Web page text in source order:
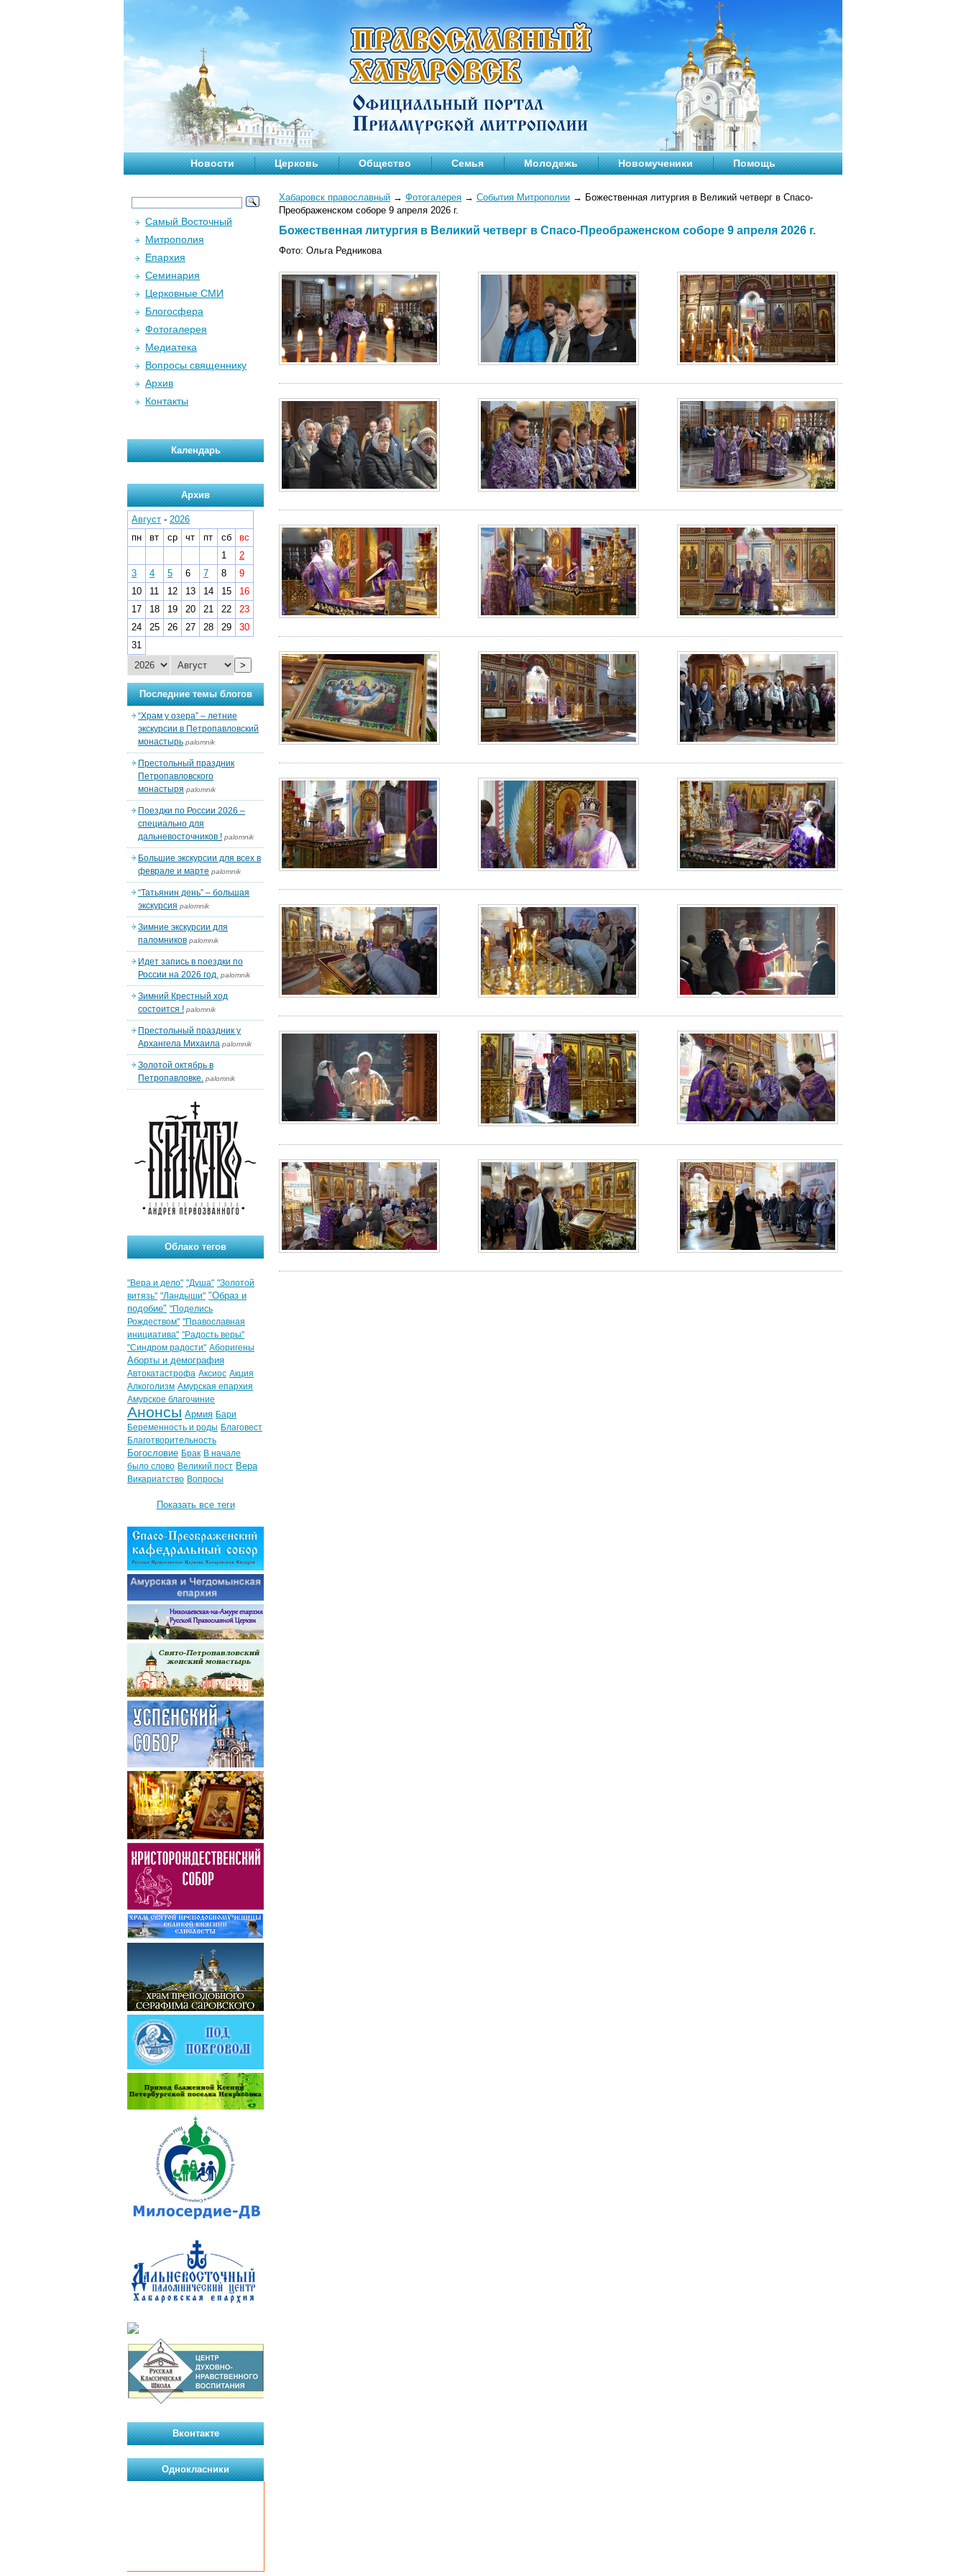
Новости Церковь Общество Семья Молодежь Новомученики Помощь
Хабаровск православный → Фотогалерея → События Митрополии → Божественная литургия в Великий четверг в Спасо-
Преображенском соборе 9 апреля 2026 г.
Божественная литургия в Великий четверг в Спасо-Преображенском соборе 9 апреля 2026 г.
Фото: Ольга Редникова
Самый Восточный
Митрополия
Епархия
Семинария
Церковные СМИ
Блогосфера
Фотогалерея
Медиатека
Вопросы священнику
Архив
Контакты
Календарь
Архив
Август - 2026
пн
вт ср чт пт сб
вс
1
2
3
4 5 6 7 8
9
10
11 12 13 14 15
16
17
18 19 20 21 22
23
24
25 26 27 28 29
30
31
>
Последние темы блогов
“Храм у озера” – летние
экскурсии в Петропавловский
монастырь palomnik
Престольный праздник
Петропавловского
монастыря palomnik
Поездки по России 2026 –
специально для
дальневосточников ! palomnik
Большие экскурсии для всех в
феврале и марте palomnik
“Татьянин день” – большая
экскурсия palomnik
Зимние экскурсии для
паломников palomnik
Идет запись в поездки по
России на 2026 год. palomnik
Зимний Крестный ход
состоится ! palomnik
Престольный праздник у
Архангела Михаила palomnik
Золотой октябрь в
Петропавловке. palomnik
Облако тегов
"Вера и дело" "Душа" "Золотой
витязь" "Ландыши" "Образ и
подобие" "Поделись
Рождеством" "Православная
инициатива" "Радость веры"
"Синдром радости" Аборигены
Аборты и демография
Автокатастрофа Аксиос Акция
Алкоголизм Амурская епархия
Амурское благочиние
Анонсы Армия Бари
Беременность и роды Благовест
Благотворительность
Богословие Брак В начале
было слово Великий пост Вера
Викариатство Вопросы
Показать все теги
Вконтакте
Однокласники